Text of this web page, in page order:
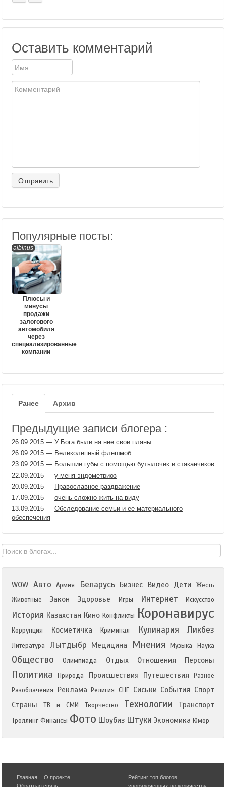
Оставить комментарий
Популярные посты:
albinus
Плюсы и
минусы
продажи
залогового
автомобиля
через
специализированные
компании
Ранее Архив
Предыдущие записи блогера :
26.09.2015 — У Бога были на нее свои планы
26.09.2015 — Великолепный флешмоб.
23.09.2015 — Большие губы с помощью бутылочек и стаканчиков
22.09.2015 — у меня эндометриоз
20.09.2015 — Православное раздражение
17.09.2015 — очень сложно жить на виду
13.09.2015 — Обследование семьи и ее материального
обеспечения
WOW Авто Армия Беларусь Бизнес Видео Дети
Жесть
Животные
Закон Здоровье Игры Интернет Искусство
История Казахстан Кино Конфликты Коронавирус
Коррупция Косметичка Криминал Кулинария Ликбез
Литература Лытдыбр Медицина Мнения Музыка Наука
Общество Олимпиада Отдых Отношения Персоны
Политика Природа Происшествия Путешествия
Разное
Разоблачения
Реклама Религия СНГ Сиськи События Спорт
Страны
ТВ и СМИ Творчество Технологии Транспорт
Троллинг Финансы Фото Шоубиз Штуки Экономика Юмор
Главная
О проекте
Рейтинг топ блогов